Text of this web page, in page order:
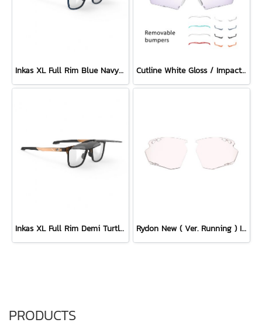
Inkas XL Full Rim Blue Navy Matte - Multilaser Ice Cutline White Gloss / ImpactX Photochromic 2 Laser Purple with bumpers set
Inkas XL Full Rim Demi Turtle - Smoke Black Rydon New ( Ver. Running ) Impactx Photochromic 2 Red Lens
PRODUCTS